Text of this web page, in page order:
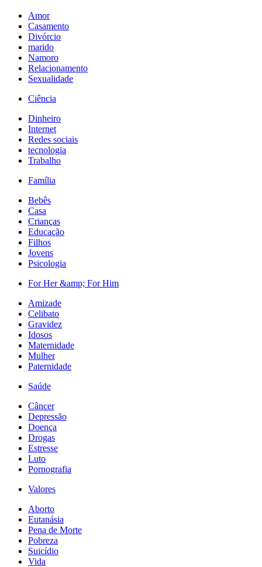
Amor
Casamento
Divórcio
marido
Namoro
Relacionamento
Sexualidade
Ciência
Dinheiro
Internet
Redes sociais
tecnologia
Trabalho
Família
Bebês
Casa
Crianças
Educação
Filhos
Jovens
Psicologia
For Her &amp; For Him
Amizade
Celibato
Gravidez
Idosos
Maternidade
Mulher
Paternidade
Saúde
Câncer
Depressão
Doença
Drogas
Estresse
Luto
Pornografia
Valores
Aborto
Eutanásia
Pena de Morte
Pobreza
Suicídio
Vida